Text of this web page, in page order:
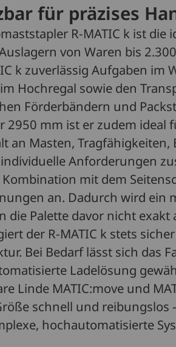
für präzises
R-MATIC k ist
von Waren bis
k zuverlässig Aufgaben im
Hochregal sowie den
Förderbändern und
mm ist er zudem ideal
an Masten,
Anforderungen
mit dem
an. Dadurch wird ein
die Palette davor nicht
der R-MATIC k stets
Bei Bedarf lässt sich das
Ladelösung
Linde MATIC:move und
schnell und
hochautomatisierte